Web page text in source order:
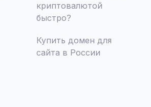
криптовалютой
быстро?
Купить домен для
сайта в России